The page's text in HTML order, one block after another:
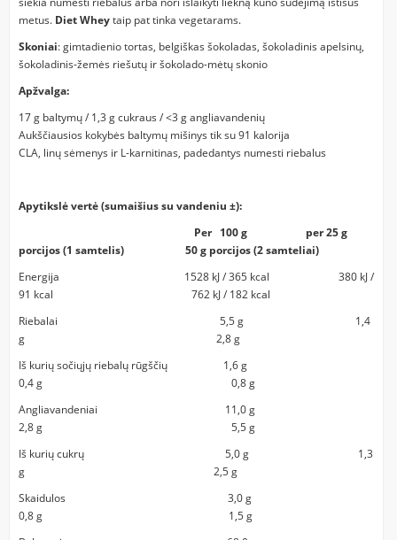
metus. Diet Wheytaip pat tinka vegetarams.
Skoniai: gimtadienio tortas, belgiškas šokoladas, šokoladinis apelsinų,
šokoladinis-žemės riešutų ir šokolado-mėtų skonio
Apžvalga:
17 g baltymų / 1,3 g cukraus / <3 g angliavandenių
Aukščiausios kokybės baltymų mišinys tik su 91 kalorija
CLA, linų sėmenys ir L-karnitinas, padedantys numesti riebalus
Apytikslė vertė (sumaišius su vandeniu ±):
Per 100 g per 25 g
porcijos (1 samtelis) 50 g porcijos (2 samteliai)
Energija 1528 kJ / 365 kcal 380 kJ /
91 kcal 762 kJ / 182 kcal
Riebalai 5,5 g 1,4
g 2,8 g
Iš kurių sočiųjų riebalų rūgščių 1,6 g
0,4 g 0,8 g
Angliavandeniai 11,0 g
2,8 g 5,5 g
Iš kurių cukrų 5,0 g 1,3
g 2,5 g
Skaidulos 3,0 g
0,8 g 1,5 g